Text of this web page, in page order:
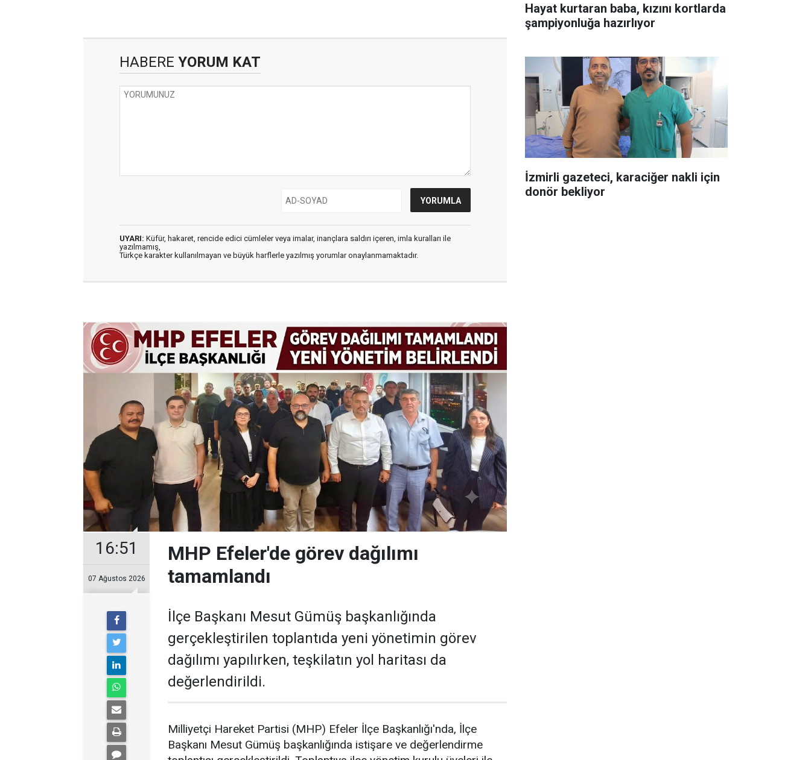
HABERE YORUM KAT
UYARI: Küfür, hakaret, rencide edici cümleler veya imalar, inançlara saldırı içeren, imla kuralları ile
yazılmamış,
Türkçe karakter kullanılmayan ve büyük harflerle yazılmış yorumlar onaylanmamaktadır.
16:51
07 Ağustos 2026
MHP Efeler'de görev dağılımı
tamamlandı
İlçe Başkanı Mesut Gümüş başkanlığında
gerçekleştirilen toplantıda yeni yönetimin görev
dağılımı yapılırken, teşkilatın yol haritası da
değerlendirildi.
Milliyetçi Hareket Partisi (MHP) Efeler İlçe Başkanlığı'nda, İlçe
Başkanı Mesut Gümüş başkanlığında istişare ve değerlendirme
Hayat kurtaran baba, kızını kortlarda
şampiyonluğa hazırlıyor
İzmirli gazeteci, karaciğer nakli için
donör bekliyor